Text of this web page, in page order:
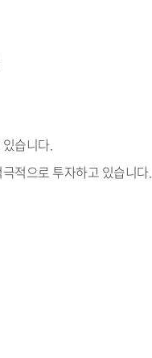
습니다.
적으로 투자하고 있습니다.